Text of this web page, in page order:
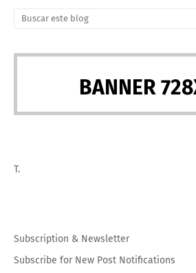
BANNER
T.
Subscription & Newsletter
Subscribe for New Post Notifications